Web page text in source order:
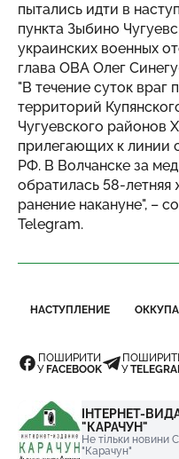
пытались идти в
пункта Зыбино
украинских военных
глава ОВА Олег
"В течение суток
территорий
Чугуевского районов
прилегающих к линии
РФ. В Волчанске за
обратилась 58-
ранение накануне", –
Telegram.
НАСТУПЛЕНИЕ
ПОШИРИТИ
У FACEBOOK
У
ІНТЕРНЕТ-
"КАРАЧУН"
Не тільки новини
"Карачун"